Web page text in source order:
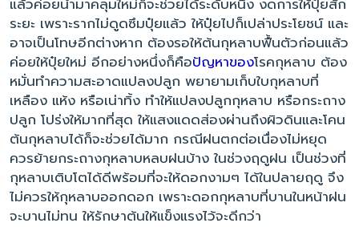
ระยะ เพราะรากไม่ดูดซึมปุ๋ยแล้ว ให้ปุ๋ยไปก็เปล่าประโยชน์ และ
อาจเป็นโทษอีกต่างหาก ต้องรอให้ต้นกุหลาบฟื้นตัวก่อนแล้ว
ค่อยให้ปุ๋ยใหม่ อีกอย่างหนึ่งก็คือปัญหาของโรคกุหลาบ ต้อง
หมั่นทำความสะอาดแปลงปลูก พยายามเก็บใบกุหลาบที่
เหลือง แห้ง หรือเน่าทิ้ง ทำให้แปลงปลูกกุหลาบ หรือกระถาง
ปลูก โปร่งให้มากที่สุด ให้แสงแดดส่องผ่านถึงผิวดินและโคน
ต้นกุหลาบได้ก็จะช่วยได้มาก กรณีฝนตกต่อเนื่องไม่หยุด
ควรย้ายกระถางกุหลาบหลบฝนบ้าง ในช่วงฤดูฝน เป็นช่วงที่
กุหลาบเติบโตได้ดีพร้อมที่จะให้ดอกงามๆ ได้ในปลายฤดู จึง
ไม่ควรให้กุหลาบออกดอก เพราะดอกกุหลาบที่บานในหน้าฝน
จะบานไม่ทน ให้รักษาต้นให้แข็งแรงไว้จะดีกว่า